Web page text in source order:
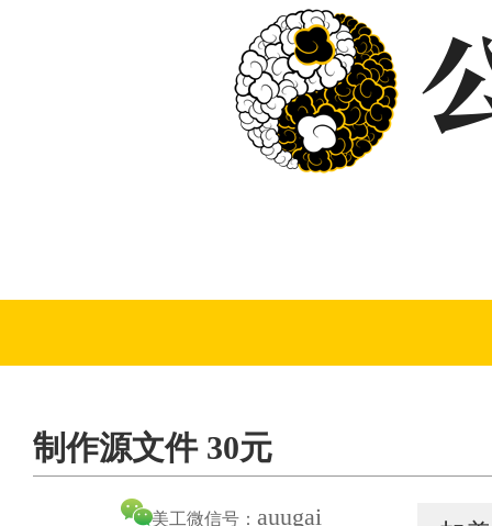
制作源文件 30元
美工微信号： auugai